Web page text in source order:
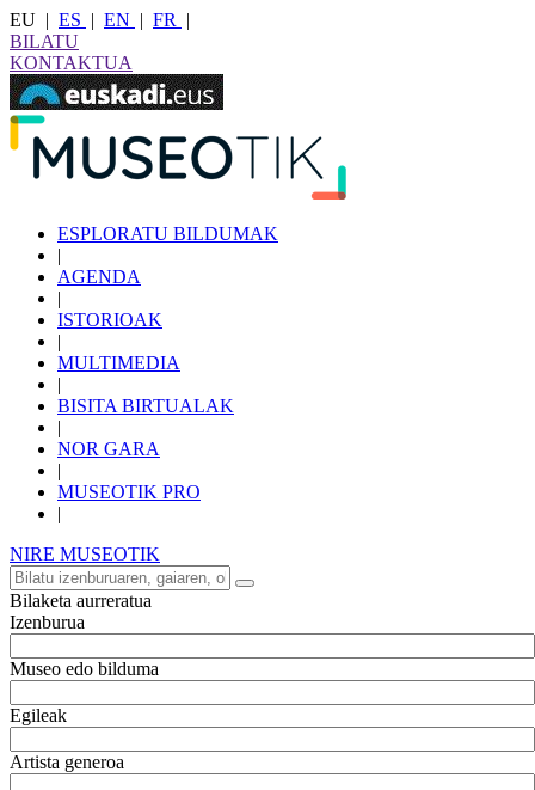
EU | ES | EN | FR
|
BILATU
KONTAKTUA
ESPLORATU BILDUMAK
|
AGENDA
|
ISTORIOAK
|
MULTIMEDIA
|
BISITA BIRTUALAK
|
NOR GARA
|
MUSEOTIK PRO
|
NIRE MUSEOTIK
Bilaketa aurreratua
Izenburua
Museo edo bilduma
Egileak
Artista generoa